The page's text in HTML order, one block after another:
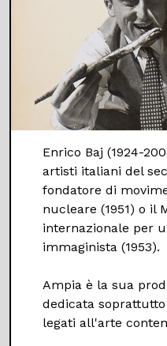
Enrico Baj (1924-
artisti italiani del
fondatore di
nucleare (1951) o il
internazionale per
immaginista (1953).
Ampia è la sua
dedicata
legati all'arte